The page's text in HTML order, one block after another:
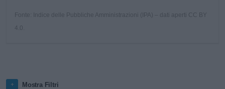
Fonte: Indice delle Pubbliche Amministrazioni (IPA) – dati aperti CC BY
Mostra Filtri